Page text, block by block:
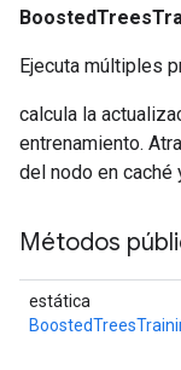
Ejecuta múltiples
calcula la
entrenamiento.
del nodo en caché
Métodos
estática